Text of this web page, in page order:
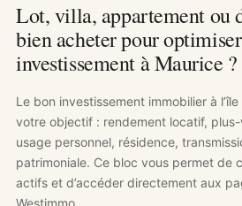
Lot, villa, appartement ou
bien acheter pour
investissement à Maurice ?
Le bon investissement immobilier à
votre objectif : rendement locatif,
usage personnel, résidence,
patrimoniale. Ce bloc vous permet de
actifs et d’accéder directement aux
Westimmo.